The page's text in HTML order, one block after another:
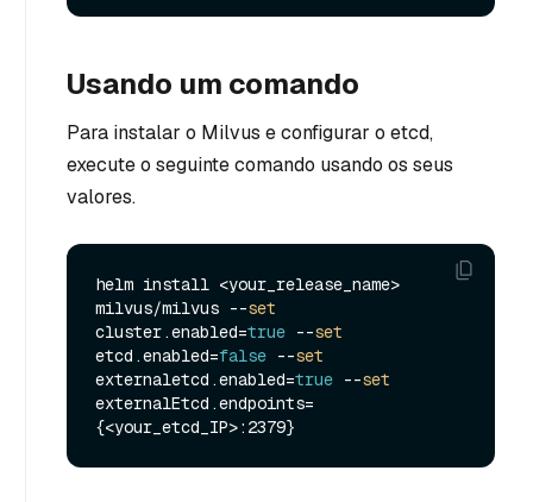
Usando um comando
Para instalar o Milvus e configurar o etcd,
execute o seguinte comando usando os seus
valores.
helm install <your_release_name>
milvus/milvus --set
cluster.enabled=true --set
etcd.enabled=false --set
externaletcd.enabled=true --set
externalEtcd.endpoints=